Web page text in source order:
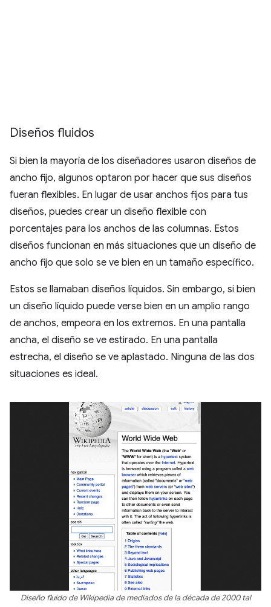
Diseños fluidos
Si bien la mayoría de los diseñadores usaron diseños de
ancho fijo, algunos optaron por hacer que sus diseños
fueran flexibles. En lugar de usar anchos fijos para tus
diseños, puedes crear un diseño flexible con
porcentajes para los anchos de las columnas. Estos
diseños funcionan en más situaciones que un diseño de
ancho fijo que solo se ve bien en un tamaño específico.
Estos se llamaban diseños líquidos. Sin embargo, si bien
un diseño líquido puede verse bien en un amplio rango
de anchos, empeora en los extremos. En una pantalla
ancha, el diseño se ve estirado. En una pantalla
estrecha, el diseño se ve aplastado. Ninguna de las dos
situaciones es ideal.
Diseño fluido de Wikipedia de mediados de la década de 2000 tal